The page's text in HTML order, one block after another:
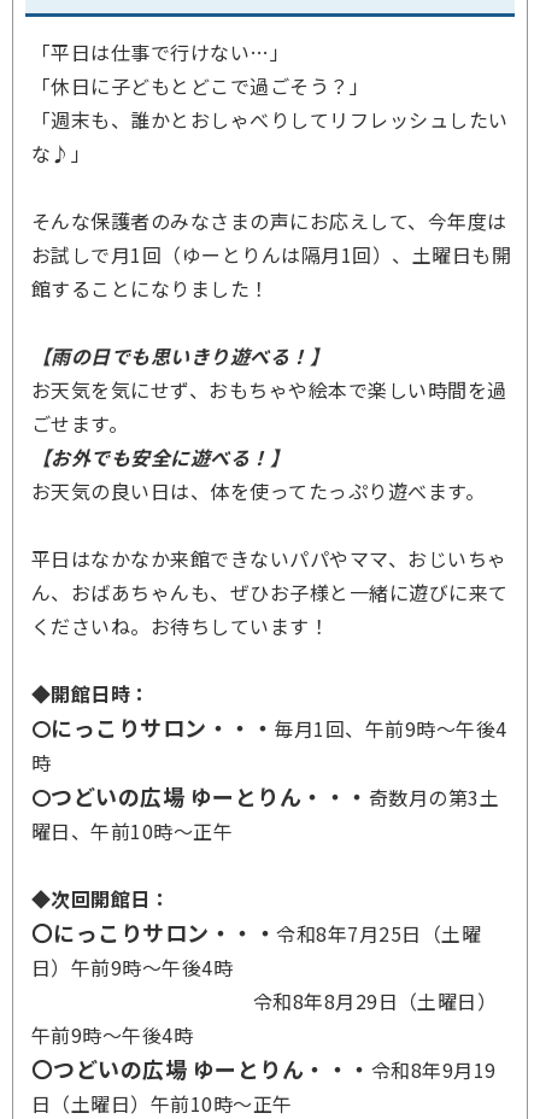
「平日は仕事で行けない…」
「休日に子どもとどこで過ごそう？」
「週末も、誰かとおしゃべりしてリフレッシュしたい
な♪」
そんな保護者のみなさまの声にお応えして、今年度は
お試しで月1回（ゆーとりんは隔月1回）、土曜日も開
館することになりました！
【雨の日でも思いきり遊べる！】
お天気を気にせず、おもちゃや絵本で楽しい時間を過
ごせます。
【お外でも安全に遊べる！】
お天気の良い日は、体を使ってたっぷり遊べます。
平日はなかなか来館できないパパやママ、おじいちゃ
ん、おばあちゃんも、ぜひお子様と一緒に遊びに来て
くださいね。お待ちしています！
◆開館日時：
〇にっこりサロン・・・ 毎月1回、午前9時～午後4
時
〇つどいの広場 ゆーとりん・・・ 奇数月の第3土
曜日、午前10時～正午
◆次回開館日：
〇にっこりサロン・・・令和8年7月25日（土曜
日）午前9時～午後4時
令和8年8月29日（土曜日）
午前9時～午後4時
〇つどいの広場 ゆーとりん・・・ 令和8年9月19
日（土曜日）午前10時～正午